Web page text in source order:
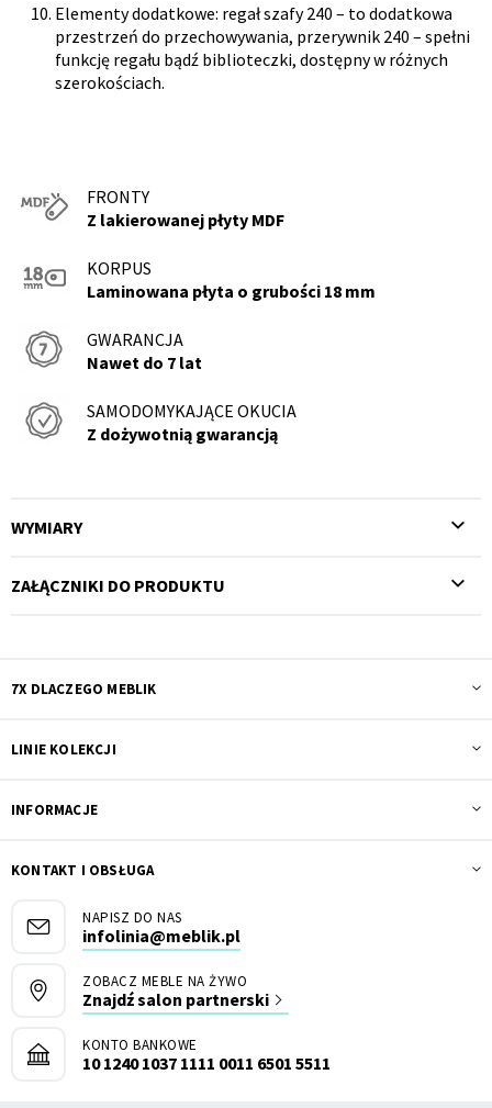
Elementy dodatkowe: regał szafy 240 – to dodatkowa
przestrzeń do przechowywania, przerywnik 240 – spełni
funkcję regału bądź biblioteczki, dostępny w różnych
szerokościach.
FRONTY
Z lakierowanej płyty MDF
KORPUS
Laminowana płyta o grubości 18 mm
GWARANCJA
Nawet do 7 lat
SAMODOMYKAJĄCE OKUCIA
Z dożywotnią gwarancją
WYMIARY
ZAŁĄCZNIKI DO PRODUKTU
7X DLACZEGO MEBLIK
LINIE KOLEKCJI
INFORMACJE
KONTAKT I OBSŁUGA
NAPISZ DO NAS
infolinia@meblik.pl
ZOBACZ MEBLE NA ŻYWO
Znajdź salon partnerski
KONTO BANKOWE
10 1240 1037 1111 0011 6501 5511